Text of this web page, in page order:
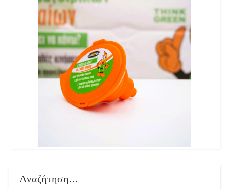
Αναζήτηση...